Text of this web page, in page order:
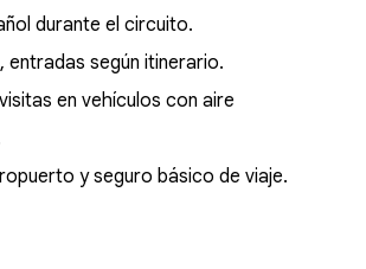
durante el circuito.
entradas según itinerario.
en vehículos con aire
y seguro básico de viaje.